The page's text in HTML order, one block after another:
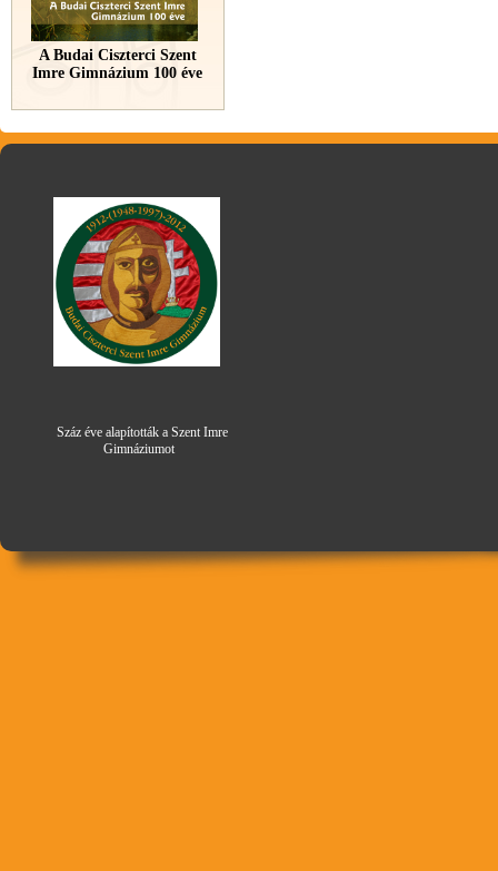
A Budai Ciszterci Szent
Imre Gimnázium 100 éve
Száz éve alapították a Szent Imre
Gimnáziumot